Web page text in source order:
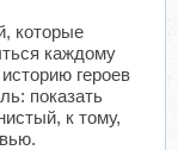
которые
каждому
героев
показать
к тому,